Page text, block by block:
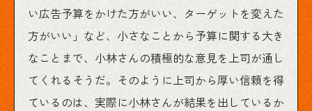
い広告予算をかけた方がいい、ターゲットを変えた
方がいい」など、小さなことから予算に関する大き
なことまで、小林さんの積極的な意見を上司が通し
てくれるそうだ。そのように上司から厚い信頼を得
ているのは、実際に小林さんが結果を出しているか